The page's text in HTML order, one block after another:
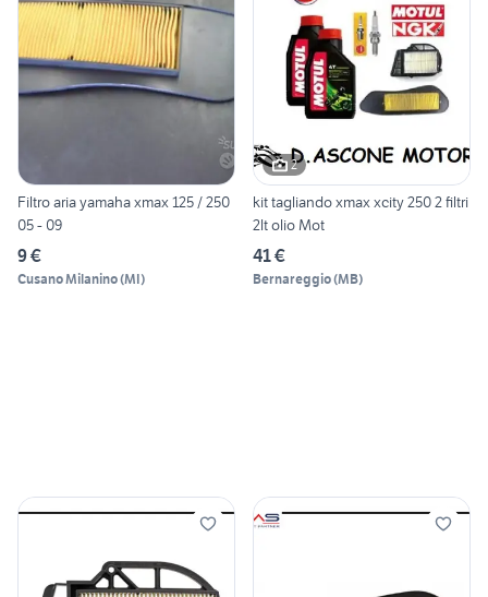
Filtro aria yamaha xmax 125 / 250
05 - 09
9 €
Cusano Milanino(MI)
2
kit tagliando xmax xcity 250 2 filtri
2lt olio Mot
41 €
Bernareggio(MB)